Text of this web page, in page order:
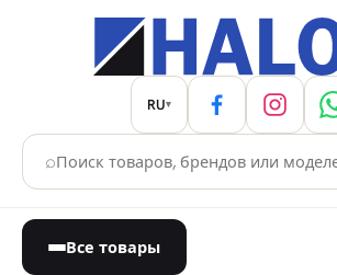
⌕
RU▾
Все товары